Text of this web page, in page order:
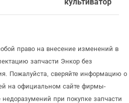
культиватор
право на внесение изменений в
запчасти Энкор без
Пожалуйста, сверяйте информацию о
на официальном сайте фирмы-
при покупке запчасти